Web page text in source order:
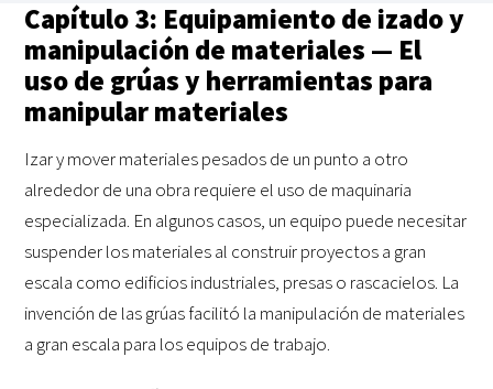
Capítulo 3: Equipamiento de izado y
manipulación de materiales — El
uso de grúas y herramientas para
manipular materiales
Izar y mover materiales pesados de un punto a otro
alrededor de una obra requiere el uso de maquinaria
especializada. En algunos casos, un equipo puede necesitar
suspender los materiales al construir proyectos a gran
escala como edificios industriales, presas o rascacielos. La
invención de las grúas facilitó la manipulación de materiales
a gran escala para los equipos de trabajo.